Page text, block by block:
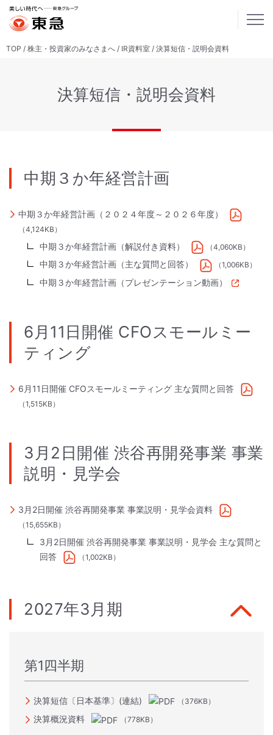
TOP 株主・投資家のみなさまへ IR資料室 決算短信・説明会資料
決算短信・説明会資料
中期３か年経営計画
中期３か年経営計画（２０２４年度～２０２６年度）
（4,124KB）
中期３か年経営計画（解説付き資料） （4,060KB）
中期３か年経営計画（主な質問と回答） （1,006KB）
中期３か年経営計画（プレゼンテーション動画）
6月11日開催 CFOスモールミー
ティング
6月11日開催 CFOスモールミーティング 主な質問と回答
（1,515KB）
3月2日開催 渋谷再開発事業 事業
説明・見学会
3月2日開催 渋谷再開発事業 事業説明・見学会資料
（15,655KB）
3月2日開催 渋谷再開発事業 事業説明・見学会 主な質問と
回答
（1,002KB）
2027年3月期
第1四半期
決算短信〔日本基準〕(連結) （376KB）
決算概況資料 （778KB）